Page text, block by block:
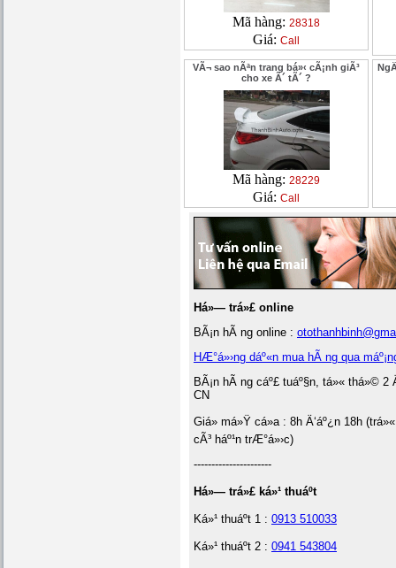
Mã hàng: 28318
Giá: Call
VÃ¬ sao nÃªn trang bá»‹ cÃ¡nh giÃ³
cho xe Ã´ tÃ´ ?
Mã hàng: 28229
Giá: Call
Há»— trá»£ online
BÃ¡n hÃ ng online :
HÆ°á»›ng dáº«n mua hÃ ng qua
BÃ¡n hÃ ng cáº£ tuáº§n, tá»« thá»© 2
CN
Giá» má»Ÿ cá»­a : 8h Ä‘áº¿n 18h (trá»«
cÃ³ háº¹n trÆ°á»›c)
----------------------
Há»— trá»£ ká»¹ thuáº­t
Ká»¹ thuáº­t 1 : 0913 510033
Ká»¹ thuáº­t 2 : 0941 543804